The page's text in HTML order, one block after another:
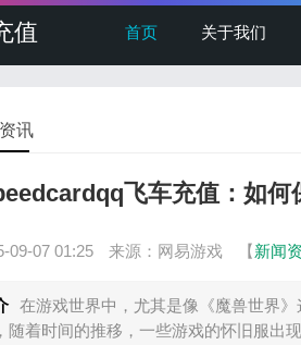
值 首页 关于我们
讯
飞车充值：如何
09-07 01:25 来源：网易游戏 【新闻
在游戏世界中，尤其是像《魔兽世界
随着时间的推移，一些游戏的怀旧服出